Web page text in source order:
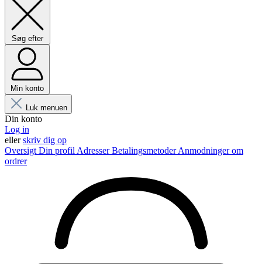
Søg efter
Min konto
Luk menuen
Din konto
Log in
ellerskriv dig op
Oversigt Din profil AdresserBetalingsmetoderAnmodninger om
ordrer